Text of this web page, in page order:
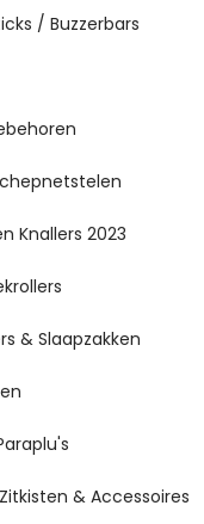
/ Buzzerbars
Knallers 2023
& Slaapzakken
& Accessoires